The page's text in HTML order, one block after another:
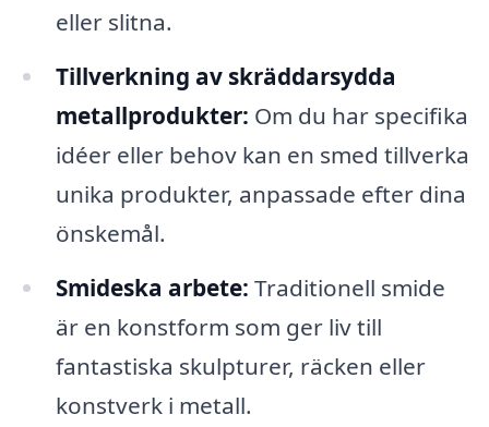
eller slitna.
Tillverkning av skräddarsydda
metallprodukter: Om du har specifika
idéer eller behov kan en smed tillverka
unika produkter, anpassade efter dina
önskemål.
Smideska arbete: Traditionell smide
är en konstform som ger liv till
fantastiska skulpturer, räcken eller
konstverk i metall.